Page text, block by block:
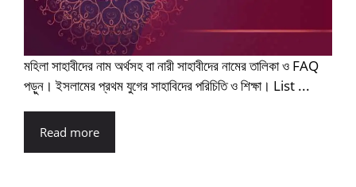
মহিলা সাহাবীদের নাম অর্থসহ বা নারী সাহাবীদের নামের তালিকা ও FAQ
পড়ুন। ইসলামের প্রথম যুগের সাহাবিদের পরিচিতি ও শিক্ষা। List ...
Read more